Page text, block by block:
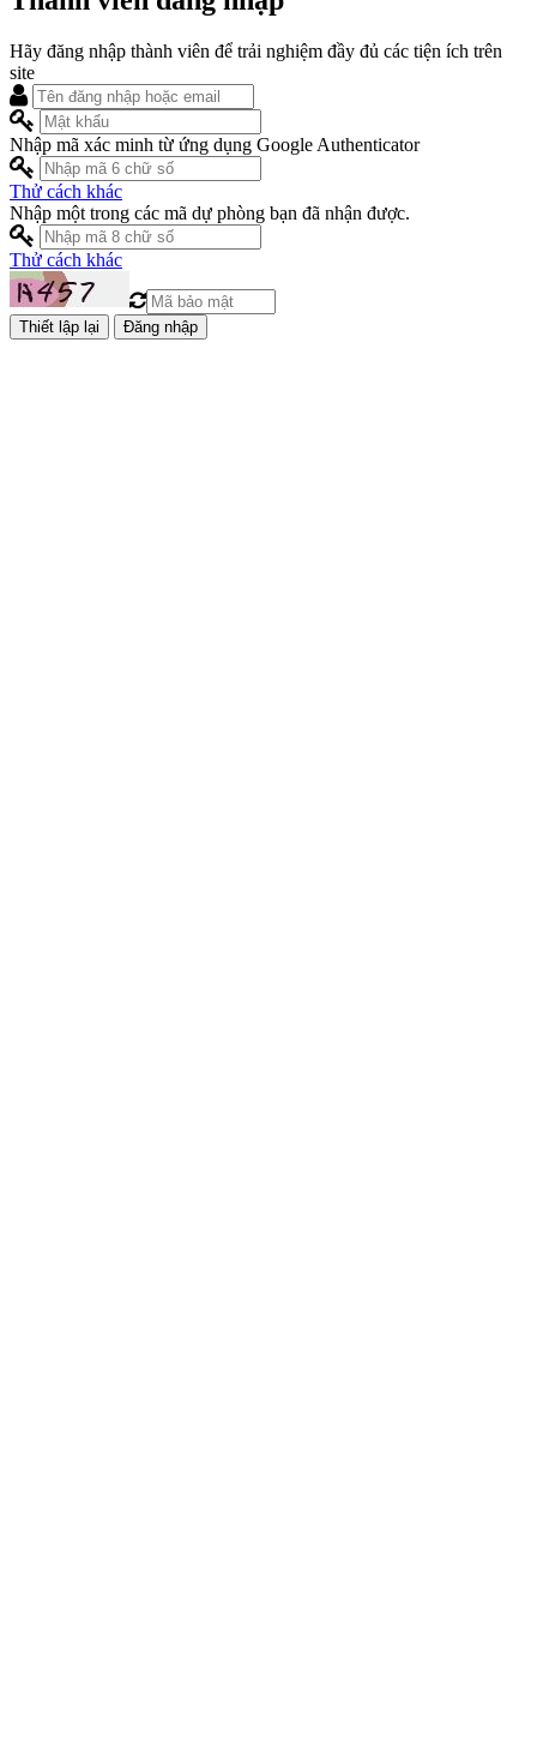
Hãy đăng nhập thành viên để trải nghiệm đầy đủ các tiện ích trên
site
Nhập mã xác minh từ ứng dụng Google Authenticator
Thử cách khác
Nhập một trong các mã dự phòng bạn đã nhận được.
Thử cách khác
Đăng nhập